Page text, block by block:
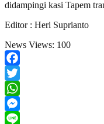
didampingi kasi Tapem
Editor : Heri Suprianto
News Views: 100
Facebook
Twitter
WhatsApp
Messenger